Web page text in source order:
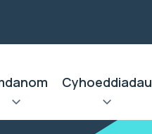
Cyhoeddiadau